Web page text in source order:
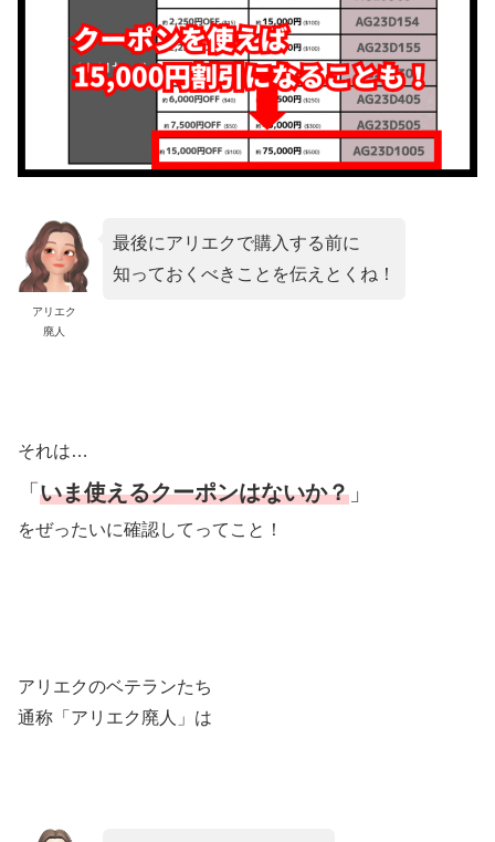
アリエク
廃人
最後にアリエクで購入する前に
知っておくべきことを伝えとくね！
それは…
「 いま使えるクーポンはないか？ 」
をぜったいに確認してってこと！
アリエクのベテランたち
通称「アリエク廃人」は